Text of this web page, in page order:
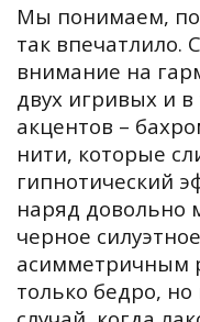
Мы понимаем,
так впечатлило.
внимание на
двух игривых и
акцентов –
нити, которые
гипнотический
наряд довольно
черное
асимметричным
только бедро,